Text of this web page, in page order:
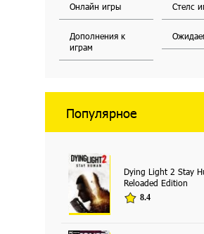
Онлайн игры Стелс
Дополнения к
играм
Популярное
Dying Light 2 Stay
Reloaded Edition
8.4